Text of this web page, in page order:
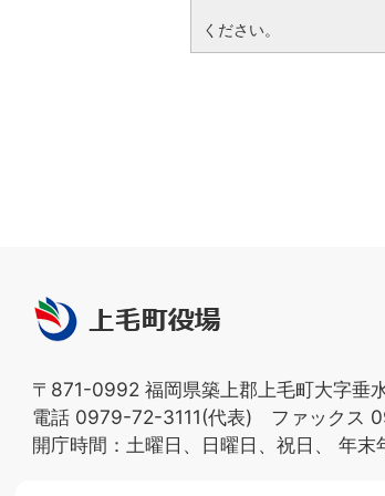
ください。
上
毛
役
場
〒871-0992 福岡県築上郡上毛町大字垂
電話 0979-72-3111(代表) ファックス
開庁時間：土曜日、日曜日、祝日、
年末